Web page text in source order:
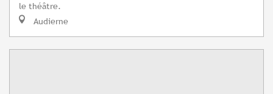
le théâtre.
Audierne